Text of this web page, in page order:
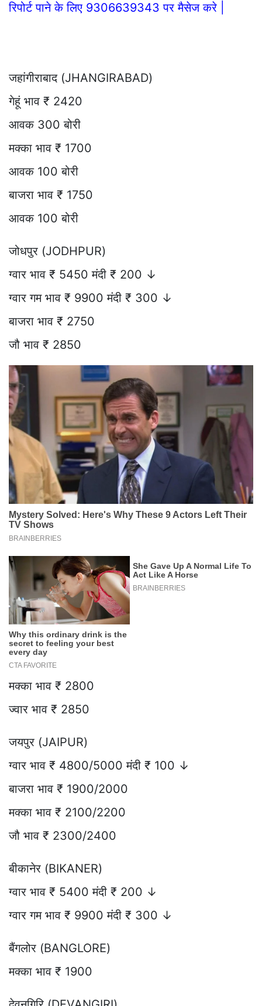
रिपोर्ट पाने के लिए 9306639343 पर मैसेज करे |
जहांगीराबाद (JHANGIRABAD)
गेहूं भाव ₹ 2420
आवक 300 बोरी
मक्का भाव ₹ 1700
आवक 100 बोरी
बाजरा भाव ₹ 1750
आवक 100 बोरी
जोधपुर (JODHPUR)
ग्वार भाव ₹ 5450 मंदी ₹ 200 ↓
ग्वार गम भाव ₹ 9900 मंदी ₹ 300 ↓
बाजरा भाव ₹ 2750
जौ भाव ₹ 2850
मक्का भाव ₹ 2800
ज्वार भाव ₹ 2850
जयपुर (JAIPUR)
ग्वार भाव ₹ 4800/5000 मंदी ₹ 100 ↓
बाजरा भाव ₹ 1900/2000
मक्का भाव ₹ 2100/2200
जौ भाव ₹ 2300/2400
बीकानेर (BIKANER)
ग्वार भाव ₹ 5400 मंदी ₹ 200 ↓
ग्वार गम भाव ₹ 9900 मंदी ₹ 300 ↓
बैंगलोर (BANGLORE)
मक्का भाव ₹ 1900